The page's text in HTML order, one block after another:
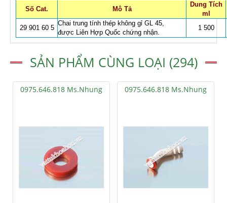
Số Cat.
Mô Tả
Dung Tích
ml
29 901 60 5
Chai trung tính thép không gỉ GL 45,
được Liên Hợp Quốc chứng nhận.
1 500
SẢN PHẨM CÙNG LOẠI (294)
0975.646.818 Ms.Nhung 0975.646.818 Ms.Nhung